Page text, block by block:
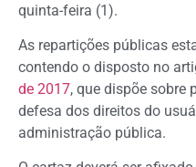
quinta-feira (1).
As repartições públicas
contendo o disposto no
de 2017, que dispõe sobre
defesa dos direitos do
administração pública.